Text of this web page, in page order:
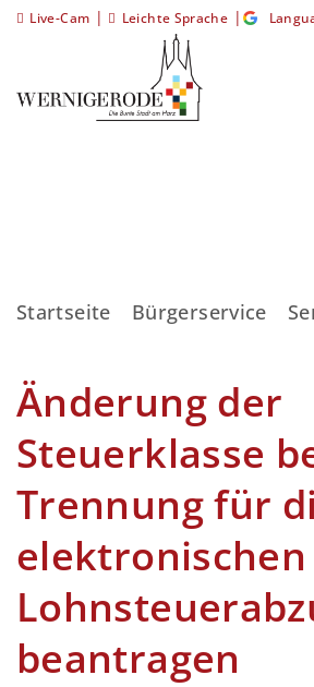
Live-Cam | Leichte Sprache |
Startseite Bürgerservice
Änderung der
Steuerklasse
Trennung für
elektronischen
beantragen